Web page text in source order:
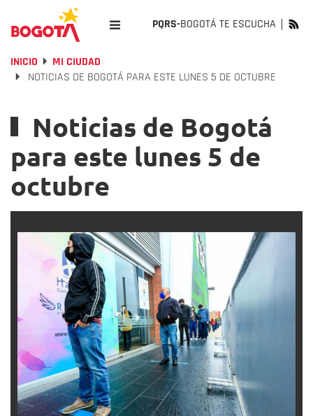
PQRS-BOGOTÁ TE ESCUCHA
INICIO
MI CIUDAD
NOTICIAS DE BOGOTÁ PARA ESTE LUNES 5 DE OCTUBRE
Noticias de Bogotá
para este lunes 5 de
octubre